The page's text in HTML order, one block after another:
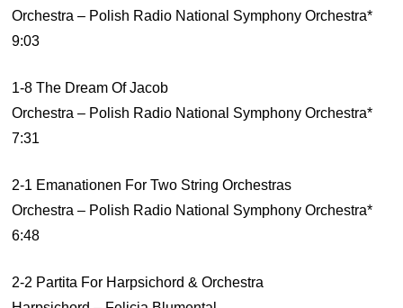
Orchestra – Polish Radio National Symphony Orchestra*
9:03
1-8 The Dream Of Jacob
Orchestra – Polish Radio National Symphony Orchestra*
7:31
2-1 Emanationen For Two String Orchestras
Orchestra – Polish Radio National Symphony Orchestra*
6:48
2-2 Partita For Harpsichord & Orchestra